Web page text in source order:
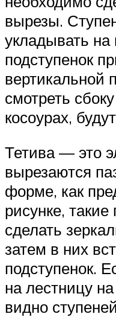
вырезы.
укладывать
подступенок
вертикальной
смотреть
косоурах,
Тетива — это
вырезаются
форме, как
рисунке,
сделать
затем в них
подступенок.
на лестницу
видно